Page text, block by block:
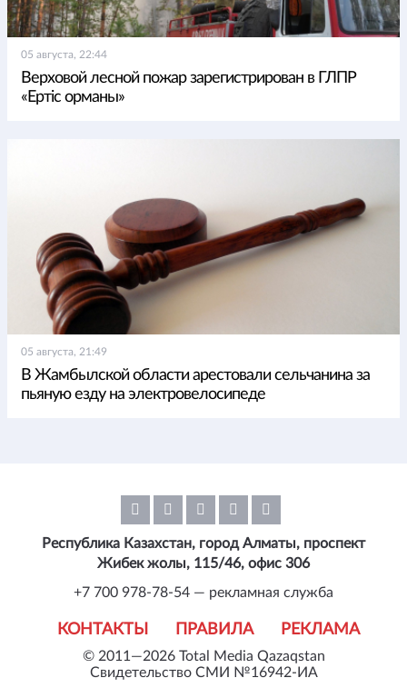
05 августа, 22:44
Верховой лесной пожар зарегистрирован в ГЛПР
«Ертіс орманы»
05 августа, 21:49
В Жамбылской области арестовали сельчанина за
пьяную езду на электровелосипеде
© 2011—2026 Total Media Qazaqstan
Свидетельство СМИ №16942-ИА
КОНТАКТЫ ПРАВИЛА РЕКЛАМА
Республика Казахстан, город Алматы, проспект
Жибек жолы, 115/46, офис 306
+7 700 978-78-54 — рекламная служба